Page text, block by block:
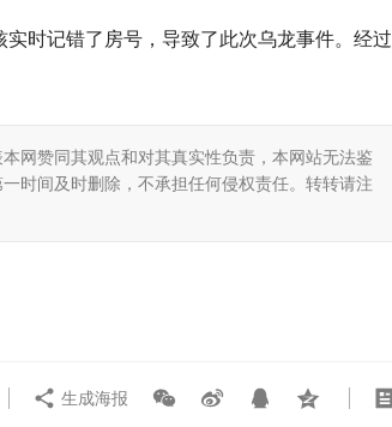
时记错了房号，导致了此次乌龙事件。经过
网赞同其观点和对其真实性负责，本网站无法鉴
时间及时删除，不承担任何侵权责任。转转请注
生成海报